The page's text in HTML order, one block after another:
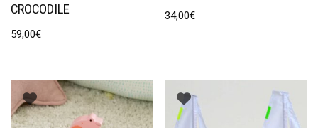
CROCODILE
59,00€
34,00€